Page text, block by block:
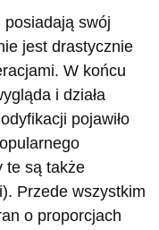
swój
jest drastycznie
W końcu
i działa
pojawiło
te są także
Przede wszystkim
o proporcjach